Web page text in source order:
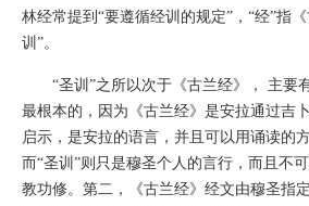
林经常提到“要遵循经训的规定”，“经”指
训”。
“圣训”之所以次于《古兰经》， 主要
最根本的，因为《古兰经》是安拉通过吉
启示，是安拉的语言，并且可以用诵读的
而“圣训”则只是穆圣个人的言行，而且不
教功修。第二，《古兰经》经文由穆圣指